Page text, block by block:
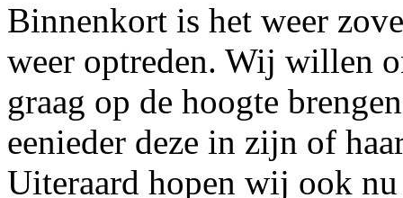
Binnenkort is het weer
weer optreden. Wij willen
graag op de hoogte
eenieder deze in zijn of
Uiteraard hopen wij ook